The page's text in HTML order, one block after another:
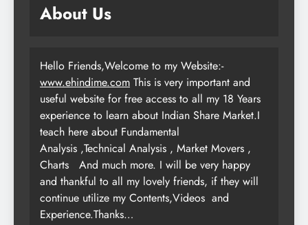
About Us
Hello Friends,Welcome to my Website:-
www.ehindime.com This is very important and
useful website for free access to all my 18 Years
experience to learn about Indian Share Market.I
teach here about Fundamental
Analysis ,Technical Analysis , Market Movers ,
Charts
And much more. I will be very happy
and thankful to all my lovely friends, if they will
continue utilize my Contents,Videos and
Experience.Thanks…